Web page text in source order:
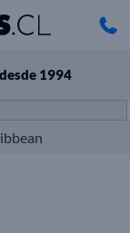
desde 1994